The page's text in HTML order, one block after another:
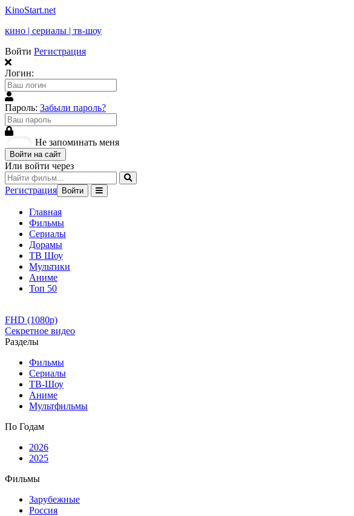
KinoStart.net
кино | сериалы | тв-шоу
Войти Регистрация
Логин:
Пароль: Забыли пароль?
Не запоминать меня
Войти на сайт
Или войти через
Регистрация Войти
Главная
Фильмы
Сериалы
Дорамы
ТВ Шоу
Мультики
Аниме
Топ 50
FHD (1080p)
Секретное видео
Разделы
Фильмы
Сериалы
ТВ-Шоу
Аниме
Мультфильмы
По Годам
2026
2025
Фильмы
Зарубежные
Россия